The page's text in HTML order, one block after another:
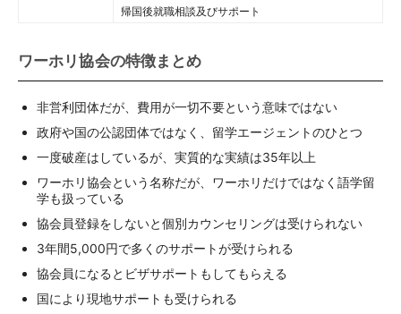
帰国後就職相談及びサポート
ワーホリ協会の特徴まとめ
非営利団体だが、費用が一切不要という意味ではない
政府や国の公認団体ではなく、留学エージェントのひとつ
一度破産はしているが、実質的な実績は35年以上
ワーホリ協会という名称だが、ワーホリだけではなく語学留
学も扱っている
協会員登録をしないと個別カウンセリングは受けられない
3年間5,000円で多くのサポートが受けられる
協会員になるとビザサポートもしてもらえる
国により現地サポートも受けられる